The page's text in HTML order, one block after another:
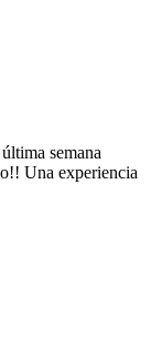
semana
Una experiencia